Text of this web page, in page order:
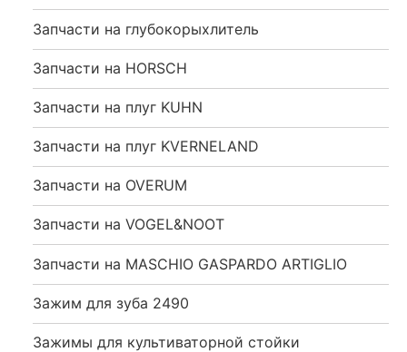
Запчасти на глубокорыхлитель
Запчасти на HORSCH
Запчасти на плуг KUHN
Запчасти на плуг KVERNELAND
Запчасти на OVERUM
Запчасти на VOGEL&NOOT
Запчасти на MASCHIO GASPARDO ARTIGLIO
Зажим для зуба 2490
Зажимы для культиваторной стойки